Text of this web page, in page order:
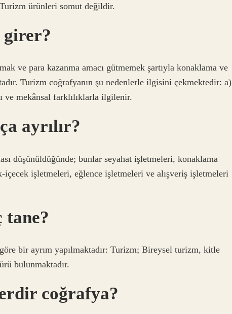
ürünleri somut değildir.
girer?
ve para kazanma amacı gütmemek şartıyla konaklama ve
Turizm coğrafyanın şu nedenlerle ilgisini çekmektedir: a)
ve mekânsal farklılıklarla ilgilenir.
ayrılır?
düşünüldüğünde; bunlar seyahat işletmeleri, konaklama
işletmeleri, eğlence işletmeleri ve alışveriş işletmeleri
bir ayrım yapılmaktadır: Turizm; Bireysel turizm, kitle
bulunmaktadır.
coğrafya?